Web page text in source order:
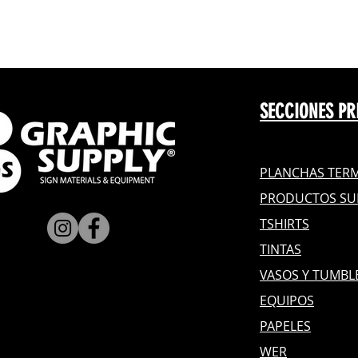
SECCIONES
PLANCHAS
PRODUCTOS
TSHIRTS
TINTAS
VASOS Y
EQUIPOS
PAPELES
WER